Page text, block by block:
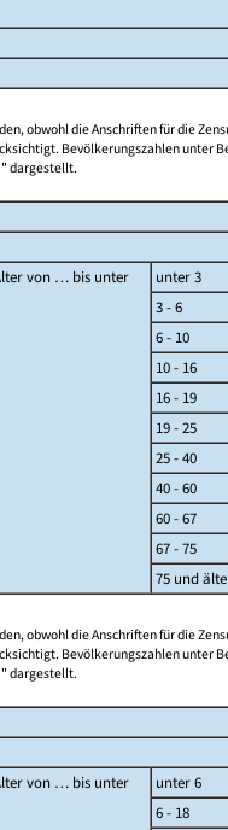
obwohl die Anschriften für die
Bevölkerungszahlen unter
dargestellt.
von … bis unter
unter 3
3 - 6
6 - 10
10 - 16
16 - 19
19 - 25
25 - 40
40 - 60
60 - 67
67 - 75
75 und
obwohl die Anschriften für die
Bevölkerungszahlen unter
dargestellt.
von … bis unter
unter 6
6 - 18